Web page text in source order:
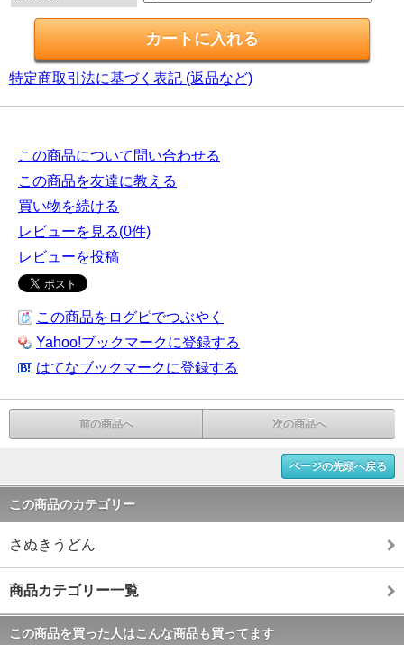
特定商取引法に基づく表記 (返品など)
この商品について問い合わせる
この商品を友達に教える
買い物を続ける
レビューを見る(0件)
レビューを投稿
この商品をログピでつぶやく
Yahoo!ブックマークに登録する
はてなブックマークに登録する
前の商品へ 次の商品へ
ページの先頭へ戻る
この商品のカテゴリー
さぬきうどん
商品カテゴリー一覧
この商品を買った人はこんな商品も買ってます